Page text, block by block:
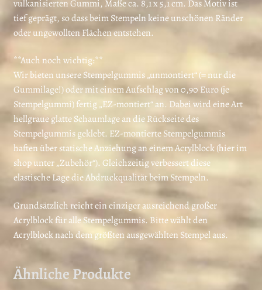
vulkanisierten Gummi, Maße ca. 8,1 x 5,1 cm. Das Motiv ist
tief geprägt, so dass beim Stempeln keine unschönen Ränder
oder ungewollten Flächen entstehen.
**Auch noch wichtig:**
Wir bieten unsere Stempelgummis „unmontiert“ (= nur die
Gummilage!) oder mit einem Aufschlag von 0,90 Euro (je
Stempelgummi) fertig „EZ-montiert“ an. Dabei wird eine Art
hellgraue glatte Schaumlage an die Rückseite des
Stempelgummis geklebt. EZ-montierte Stempelgummis
haften über statische Anziehung an einem Acrylblock (hier im
shop unter „Zubehör“). Gleichzeitig verbessert diese
elastische Lage die Abdruckqualität beim Stempeln.
Grundsätzlich reicht ein einziger ausreichend großer
Acrylblock für alle Stempelgummis. Bitte wählt den
Acrylblock nach dem größten ausgewählten Stempel aus.
Ähnliche Produkte